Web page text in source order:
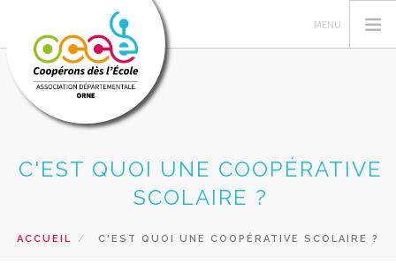
PRETS ET SERVICES
C'EST QUOI UNE COOPÉRATIVE
SCOLAIRE ?
ACCUEIL C'EST QUOI UNE COOPÉRATIVE SCOLAIRE ?